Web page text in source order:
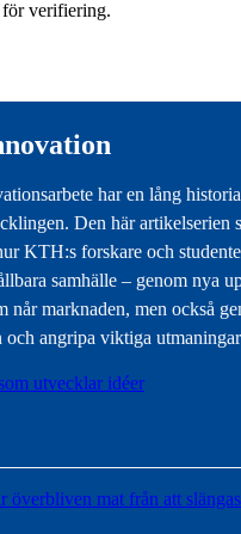
verifiering.
har en lång
Den här artikelserien
KTH:s forskare och
samhälle – genom nya
når marknaden, men också
och angripa viktiga
utvecklar idéer
överbliven mat från att slängas